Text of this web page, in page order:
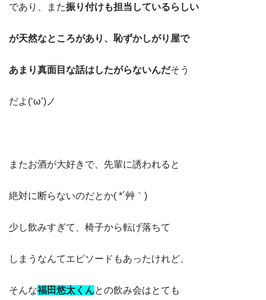
であり、また振り付けも担当しているらしい
が天然なところがあり、恥ずかしがり屋で
あまり真面目な話はしたがらないんだそう
だよ(‘ω’)ノ
またお酒が大好きで、先輩に誘われると
絶対に断らないのだとか( *´艸｀)
少し飲みすぎて、椅子から転げ落ちて
しまうなんてエピソードもあったけれど、
そんな福田悠太くんとの飲み会はとても